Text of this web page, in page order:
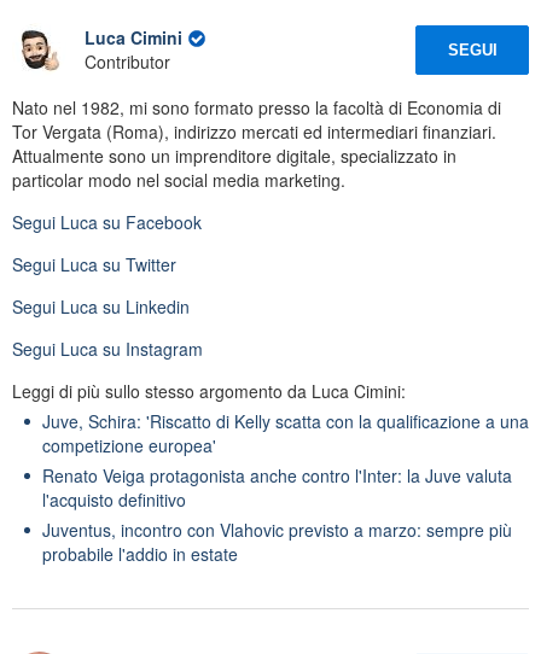
Luca Cimini
Contributor
SEGUI
Nato nel 1982, mi sono formato presso la facoltà di Economia di
Tor Vergata (Roma), indirizzo mercati ed intermediari finanziari.
Attualmente sono un imprenditore digitale, specializzato in
particolar modo nel social media marketing.
Segui Luca su Facebook
Segui Luca su Twitter
Segui Luca su Linkedin
Segui Luca su Instagram
Leggi di più sullo stesso argomento da Luca Cimini:
Juve, Schira: 'Riscatto di Kelly scatta con la qualificazione a una
competizione europea'
Renato Veiga protagonista anche contro l'Inter: la Juve valuta
l'acquisto definitivo
Juventus, incontro con Vlahovic previsto a marzo: sempre più
probabile l'addio in estate